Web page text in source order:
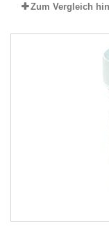
Zum Vergleich